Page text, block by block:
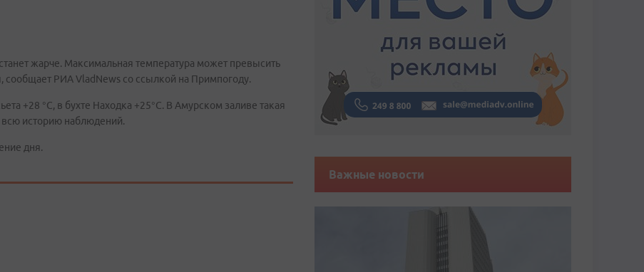
жарче. Максимальная температура может превысить
РИА VladNews со ссылкой на Примпогоду.
+28 °С, в бухте Находка +25°С. В Амурском заливе такая
историю наблюдений.
дня.
Важные новости